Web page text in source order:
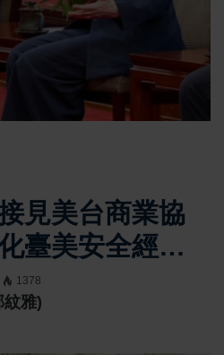
見美台商業協
臺美安全經貿
1378
紋雅)